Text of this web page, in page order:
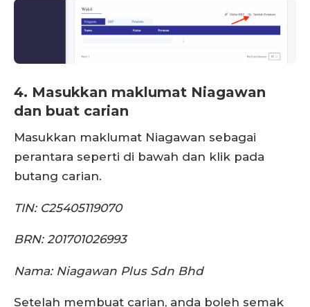
4. Masukkan maklumat Niagawan
dan buat carian
Masukkan maklumat Niagawan sebagai
perantara seperti di bawah dan klik pada
butang carian.
TIN: C25405119070
BRN: 201701026993
Nama: Niagawan Plus Sdn Bhd
Setelah membuat carian, anda boleh semak